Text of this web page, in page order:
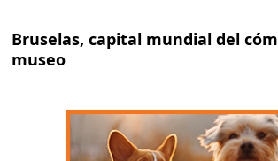
Bruselas, capital mundial del
museo